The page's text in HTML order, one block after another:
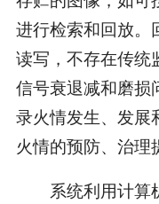
进行检索和回放。
读写，不存在传统
信号衰退减和磨损
录火情发生、发展
火情的预防、治理
系统利用计算